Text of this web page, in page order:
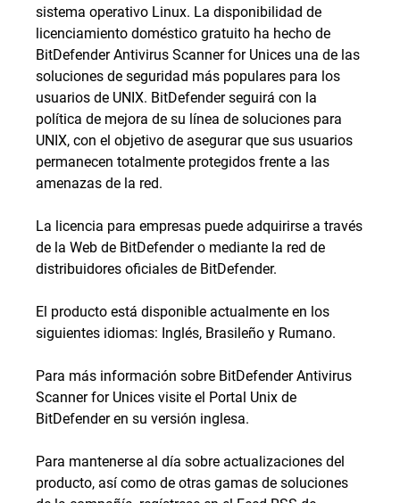
sistema operativo Linux. La disponibilidad de
licenciamiento doméstico gratuito ha hecho de
BitDefender Antivirus Scanner for Unices una de las
soluciones de seguridad más populares para los
usuarios de UNIX. BitDefender seguirá con la
política de mejora de su línea de soluciones para
UNIX, con el objetivo de asegurar que sus usuarios
permanecen totalmente protegidos frente a las
amenazas de la red.
La licencia para empresas puede adquirirse a través
de la Web de BitDefender o mediante la red de
distribuidores oficiales de BitDefender.
El producto está disponible actualmente en los
siguientes idiomas: Inglés, Brasileño y Rumano.
Para más información sobre BitDefender Antivirus
Scanner for Unices visite el Portal Unix de
BitDefender en su versión inglesa.
Para mantenerse al día sobre actualizaciones del
producto, así como de otras gamas de soluciones